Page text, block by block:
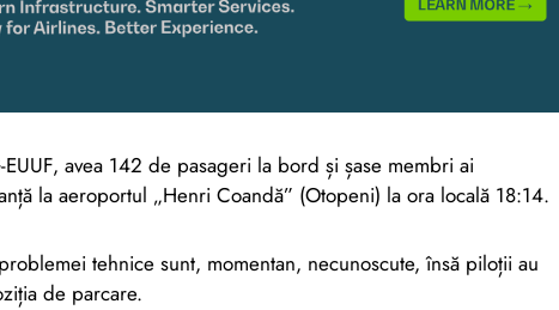
avea 142 de pasageri la bord și șase membri ai
la aeroportul „Henri Coandă” (Otopeni) la ora locală 18:14.
tehnice sunt, momentan, necunoscute, însă piloții au
de parcare.